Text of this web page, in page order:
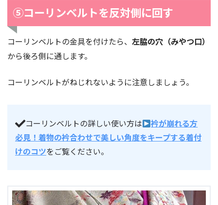
⑤コーリンベルトを反対側に回す
コーリンベルトの金具を付けたら、 左脇の穴（みやつ口）
から後ろ側に通します。
コーリンベルトがねじれないように注意しましょう。
コーリンベルトの詳しい使い方は
衿が崩れる方
必見！着物の衿合わせで美しい角度をキープする着付
けのコツをご覧ください。